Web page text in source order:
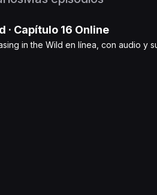
· Capítulo 16 Online
in the Wild en línea, con audio